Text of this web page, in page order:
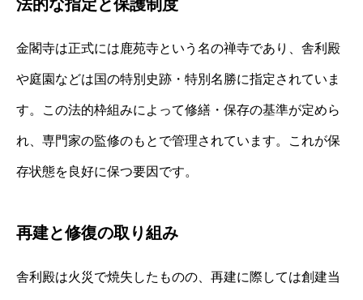
法的な指定と保護制度
金閣寺は正式には鹿苑寺という名の禅寺であり、舎利殿
や庭園などは国の特別史跡・特別名勝に指定されていま
す。この法的枠組みによって修繕・保存の基準が定めら
れ、専門家の監修のもとで管理されています。これが保
存状態を良好に保つ要因です。
再建と修復の取り組み
舎利殿は火災で焼失したものの、再建に際しては創建当